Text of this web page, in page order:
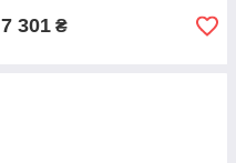
7 301 ₴